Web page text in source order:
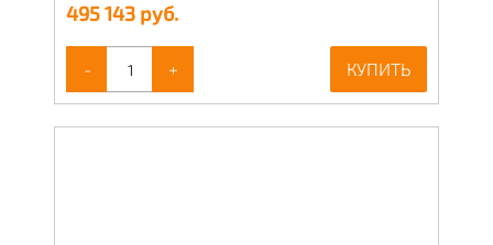
495 143 руб.
- + КУПИТЬ